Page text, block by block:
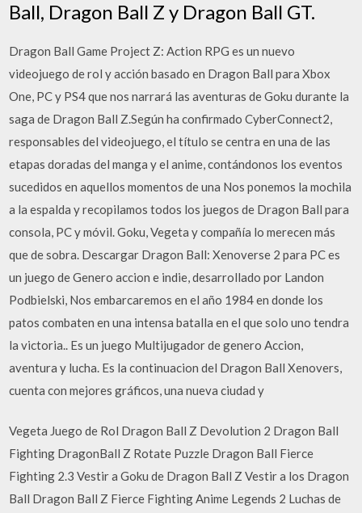
Ball, Dragon Ball Z y Dragon Ball GT.
Dragon Ball Game Project Z: Action RPG es un nuevo
videojuego de rol y acción basado en Dragon Ball para Xbox
One, PC y PS4 que nos narrará las aventuras de Goku durante la
saga de Dragon Ball Z.Según ha confirmado CyberConnect2,
responsables del videojuego, el título se centra en una de las
etapas doradas del manga y el anime, contándonos los eventos
sucedidos en aquellos momentos de una Nos ponemos la mochila
a la espalda y recopilamos todos los juegos de Dragon Ball para
consola, PC y móvil. Goku, Vegeta y compañía lo merecen más
que de sobra. Descargar Dragon Ball: Xenoverse 2 para PC es
un juego de Genero accion e indie, desarrollado por Landon
Podbielski, Nos embarcaremos en el año 1984 en donde los
patos combaten en una intensa batalla en el que solo uno tendra
la victoria.. Es un juego Multijugador de genero Accion,
aventura y lucha. Es la continuacion del Dragon Ball Xenovers,
cuenta con mejores gráficos, una nueva ciudad y
Vegeta Juego de Rol Dragon Ball Z Devolution 2 Dragon Ball
Fighting DragonBall Z Rotate Puzzle Dragon Ball Fierce
Fighting 2.3 Vestir a Goku de Dragon Ball Z Vestir a los Dragon
Ball Dragon Ball Z Fierce Fighting Anime Legends 2 Luchas de